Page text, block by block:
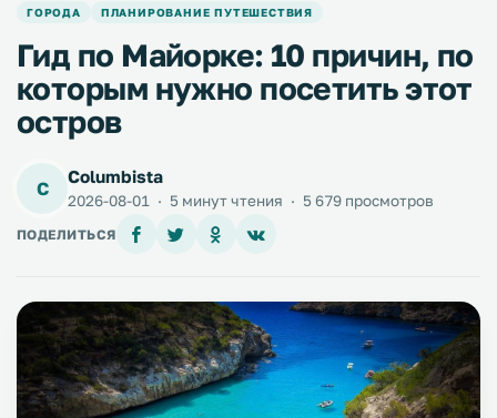
ГОРОДА ПЛАНИРОВАНИЕ ПУТЕШЕСТВИЯ
Гид по Майорке: 10 причин, по
которым нужно посетить этот
остров
C
Columbista
2026-08-01 · 5 минут чтения · 5 679 просмотров
ПОДЕЛИТЬСЯ